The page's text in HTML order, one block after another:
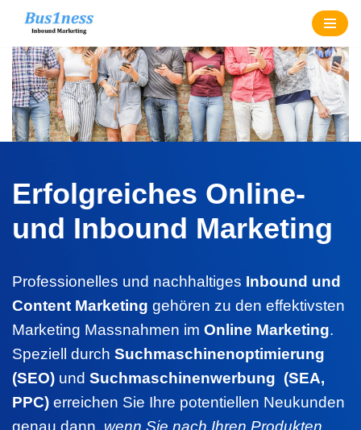
Inhalt
springen
Erfolgreiches Online-
und Inbound Marketing
Professionelles und nachhaltiges Inbound und
Content Marketing gehören zu den effektivsten
Marketing Massnahmen im Online Marketing.
Speziell durch Suchmaschinenoptimierung
(SEO)und Suchmaschinenwerbung (SEA,
PPC)erreichen Sie Ihre potentiellen Neukunden
genau dann, wenn Sie nach Ihren Produkten